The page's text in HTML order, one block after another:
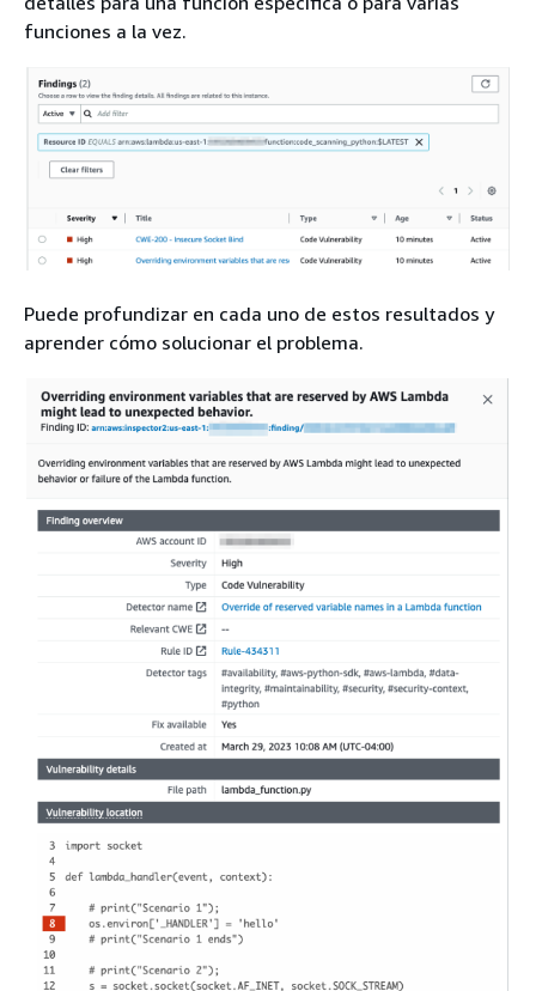
funciones a la vez.
Puede profundizar en cada uno de estos resultados y
aprender cómo solucionar el problema.